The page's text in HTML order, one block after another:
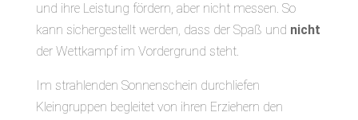
und ihre Leistung fördern, aber nicht messen. So
kann sichergestellt werden, dass der Spaß und nicht
der Wettkampf im Vordergrund steht.
Im strahlenden Sonnenschein durchliefen
Kleingruppen begleitet von ihren Erziehern den